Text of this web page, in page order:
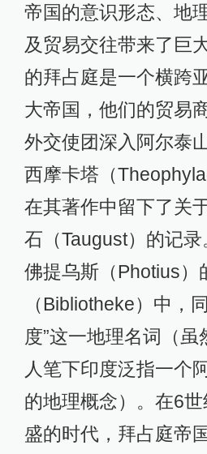
帝国的意识形态、地
及贸易交往带来了巨
的拜占庭是一个横跨
大帝国，他们的贸易
外交使团深入阿尔泰
西摩卡塔（
在其著作中留下了
石（Taugust）的记
佛提乌斯（Photius）
（Bibliotheke）中，
度”这一地理名词（
人笔下印度泛指一个
的地理概念）。在6
盛的时代，拜占庭帝